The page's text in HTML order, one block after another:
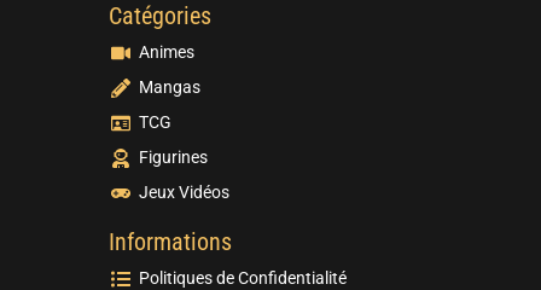
Catégories
Animes
Mangas
TCG
Figurines
Jeux Vidéos
Informations
Politiques de Confidentialité